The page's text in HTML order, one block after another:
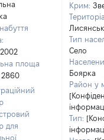
площа
2860
для
Крим:
Тип
Село
Боярка
Район у
Тип: